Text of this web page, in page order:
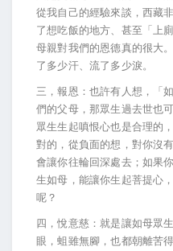
從我自己的經驗來談，西藏
了想吃飯的地方、甚至「上
母親對我們的恩德真的很大
了多少汗、流了多少淚。
三，報恩：也許有人想，「
們的父母，那眾生過去世也
眾生生起嗔恨心也是合理的
對的，從負面的想，對你沒
會讓你往輪回深處去；如果
生如母，能讓你生起菩提心
呢？
四，悅意慈：就是讓如母眾
眼，蛆雖無腳，也都朝離苦